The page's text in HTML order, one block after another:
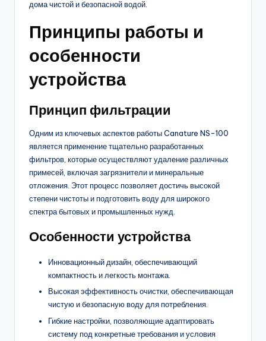
дома чистой и безопасной водой.
Принципы работы и
особенности
устройства
Принцип фильтрации
Одним из ключевых аспектов работы Canature NS-100
является применение тщательно разработанных
фильтров, которые осуществляют удаление различных
примесей, включая загрязнители и минеральные
отложения. Этот процесс позволяет достичь высокой
степени чистоты и подготовить воду для широкого
спектра бытовых и промышленных нужд.
Особенности устройства
Инновационный дизайн, обеспечивающий
компактность и легкость монтажа.
Высокая эффективность очистки, обеспечивающая
чистую и безопасную воду для потребления.
Гибкие настройки, позволяющие адаптировать
систему под конкретные требования и условия